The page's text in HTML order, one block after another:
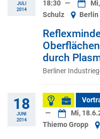
JULI
2014
18:30 —
Schulz
Berlin
durch
Berliner
18
JUNI
2014
—
Mi,
Thiemo Gropp